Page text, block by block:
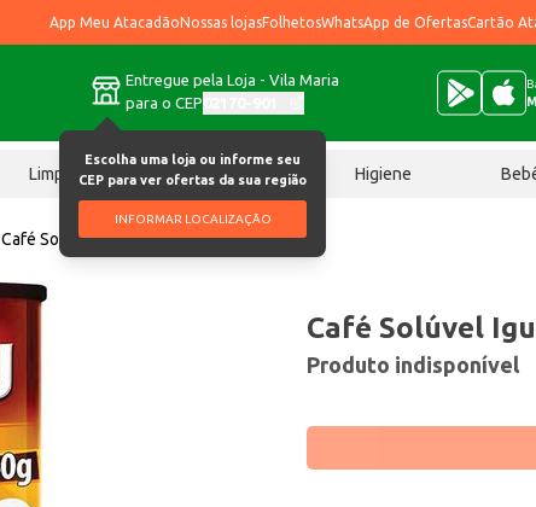
App Meu AtacadãoNossas lojasFolhetosWhatsApp de OfertasCartão
Entregue pela Loja - Vila Maria
para o CEP
Escolha uma loja ou informe seu
CEP para ver ofertas da sua região
INFORMAR LOCALIZAÇÃO
Limpeza Chocolates Higiene
Café Solúvel Iguaçu Tradicional 160g
Café Solúvel
Produto indisponível